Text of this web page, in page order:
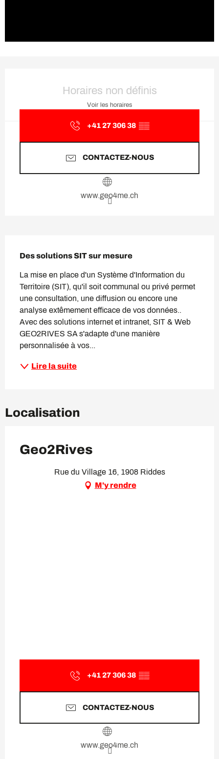
Horaires non définis
Voir les horaires
+41 27 306 38 ▒▒
CONTACTEZ-NOUS
www.geo4me.ch
Des solutions SIT sur mesure
La mise en place d'un Système d'Information du
Territoire (SIT), qu'il soit communal ou privé permet
une consultation, une diffusion ou encore une
analyse extêmement efficace de vos données..
Avec des solutions internet et intranet, SIT & Web
GEO2RIVES SA s'adapte d'une manière
personnalisée à vos...
Lire la suite
Localisation
Geo2Rives
Rue du Village 16, 1908 Riddes
M'y rendre
+41 27 306 38 ▒▒
CONTACTEZ-NOUS
www.geo4me.ch